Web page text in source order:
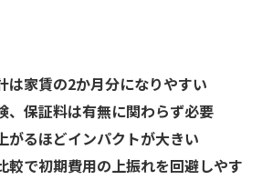
は家賃の2か月分になりやすい
、保証料は有無に関わらず必要
がるほどインパクトが大きい
較で初期費用の上振れを回避しやす